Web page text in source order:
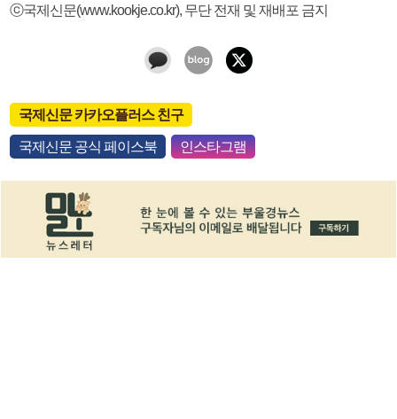
ⓒ국제신문(www.kookje.co.kr), 무단 전재 및 재배포 금지
국제신문 카카오플러스 친구
국제신문 공식 페이스북 인스타그램